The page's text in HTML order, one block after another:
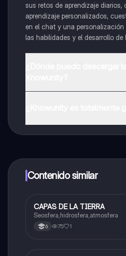
sus retos de aprendizaje diarios,
aprendizaje personalizados,
en el chat y una personalización
las habilidades y el desarrollo de
a determinadas funciones.
Contenido similar
Biologia
CAPAS DE LA TIERRA
Seosfera,hidrosfera,atmosfera
6 75 1